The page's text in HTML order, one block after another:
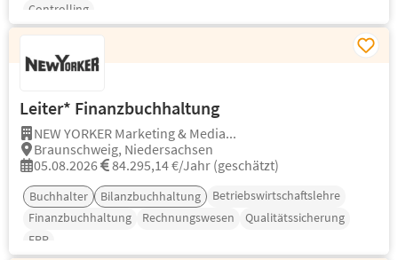
Controlling
Leiter* Finanzbuchhaltung
NEW YORKER Marketing & Media...
Braunschweig, Niedersachsen
05.08.2026
84.295,14 €/Jahr (geschätzt)
Buchhalter Bilanzbuchhaltung
Betriebswirtschaftslehre
Finanzbuchhaltung
Rechnungswesen
Qualitätssicherung
ERP